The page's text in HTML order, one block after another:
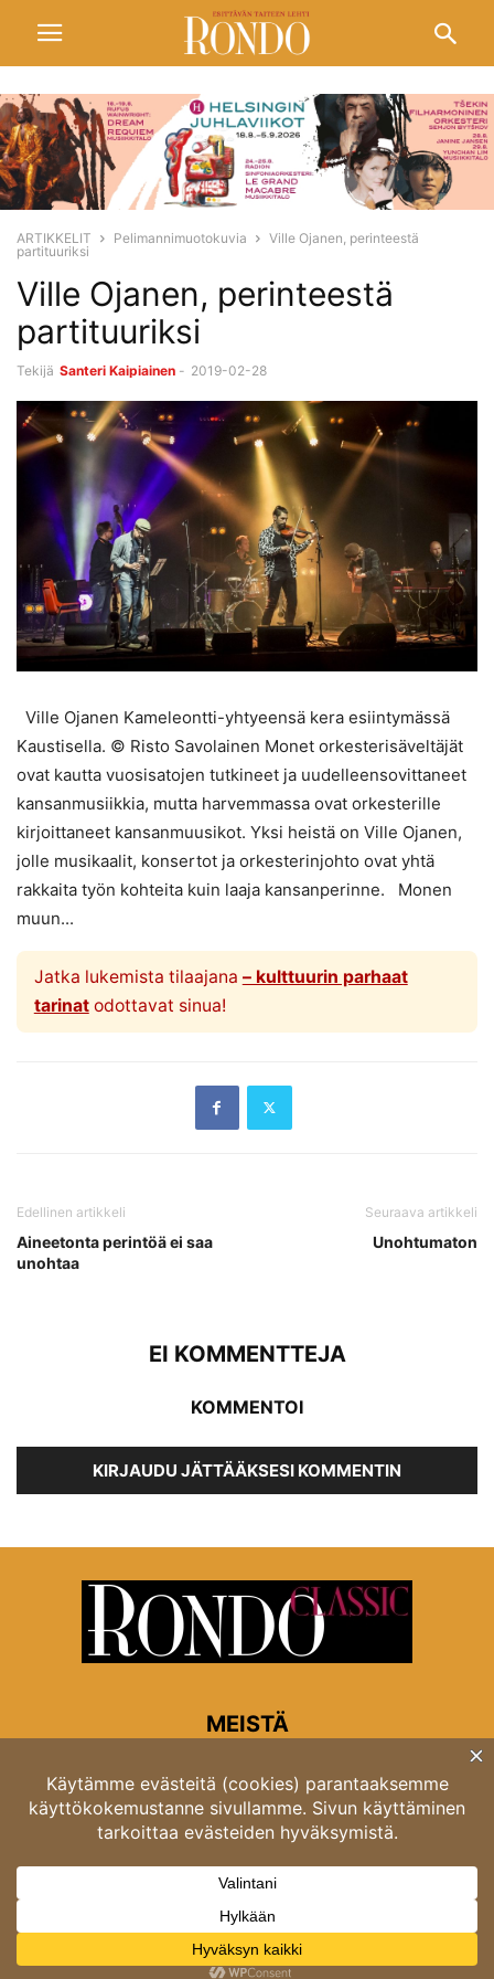
ARTIKKELIT Pelimannimuotokuvia
Ville Ojanen, perinteestä
partituuriksi
Ville Ojanen, perinteestä
partituuriksi
Tekijä Santeri Kaipiainen - 2019-02-28
Ville Ojanen Kameleontti-yhtyeensä kera esiintymässä
Kaustisella. © Risto Savolainen Monet orkesterisäveltäjät
ovat kautta vuosisatojen tutkineet ja uudelleensovittaneet
kansanmusiikkia, mutta harvemmassa ovat orkesterille
kirjoittaneet kansanmuusikot. Yksi heistä on Ville Ojanen,
jolle musikaalit, konsertot ja orkesterinjohto ovat yhtä
rakkaita työn kohteita kuin laaja kansanperinne. Monen
muun...
Jatka lukemista tilaajana – kulttuurin parhaat
tarinatodottavat sinua!
Edellinen artikkeli
Aineetonta perintöä ei saa
unohtaa
Seuraava artikkeli
Unohtumaton
EI KOMMENTTEJA
KOMMENTOI
KIRJAUDU JÄTTÄÄKSESI KOMMENTIN
MEISTÄ
Rondon toimitus
Opastinsilta 6A 00520 Helsinki
Asiakaspalvelu: puh. 03 4246 5318
asiakaspalvelu@rondo.fi
Ota meihin yhteyttä:toimitus@rondo.fi
© Classicus Oy 2026 ver 2.4